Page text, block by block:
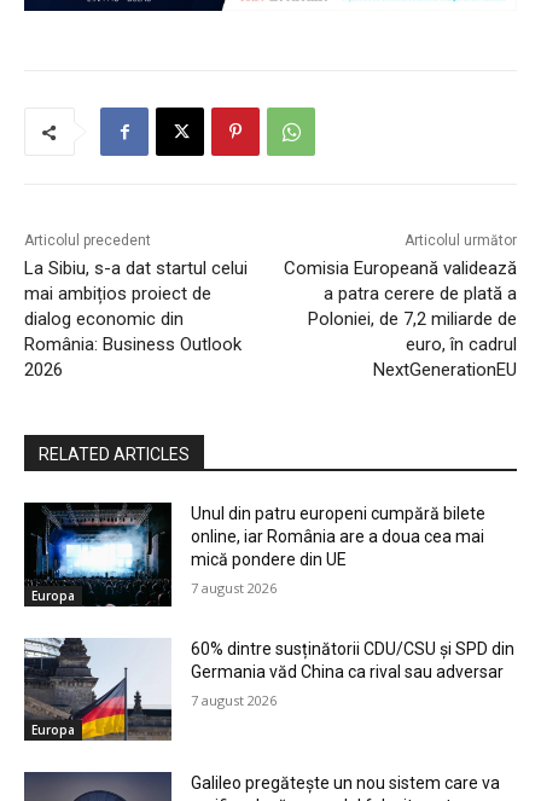
Articolul precedent
La Sibiu, s-a dat startul celui
mai ambițios proiect de
dialog economic din
România: Business Outlook
2026
Articolul următor
Comisia Europeană validează
a patra cerere de plată a
Poloniei, de 7,2 miliarde de
euro, în cadrul
NextGenerationEU
RELATED ARTICLES
Europa
Unul din patru europeni cumpără bilete
online, iar România are a doua cea mai
mică pondere din UE
7 august 2026
Europa
60% dintre susținătorii CDU/CSU și SPD din
Germania văd China ca rival sau adversar
7 august 2026
Galileo pregătește un nou sistem care va